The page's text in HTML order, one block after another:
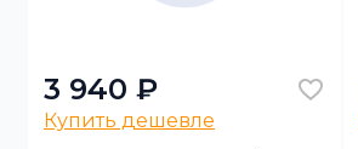
3 940 ₽
Купить дешевле